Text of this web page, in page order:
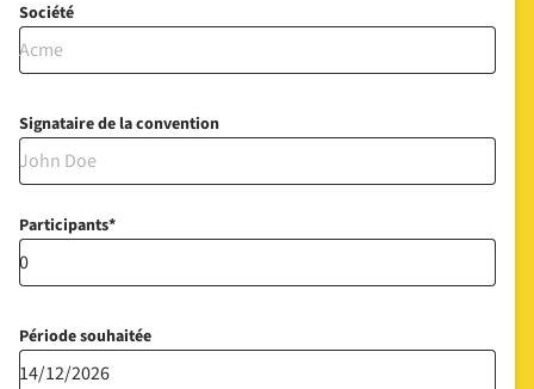
Société
Signataire de la convention
Participants
Période souhaitée